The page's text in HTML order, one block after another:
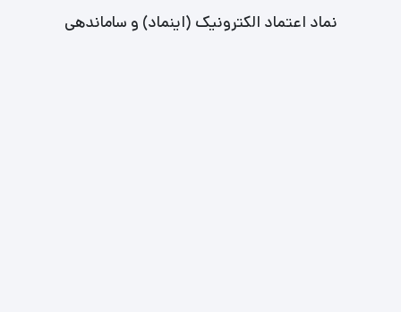
نماد اعتماد الکترونیک (اینماد) و ساماندهی